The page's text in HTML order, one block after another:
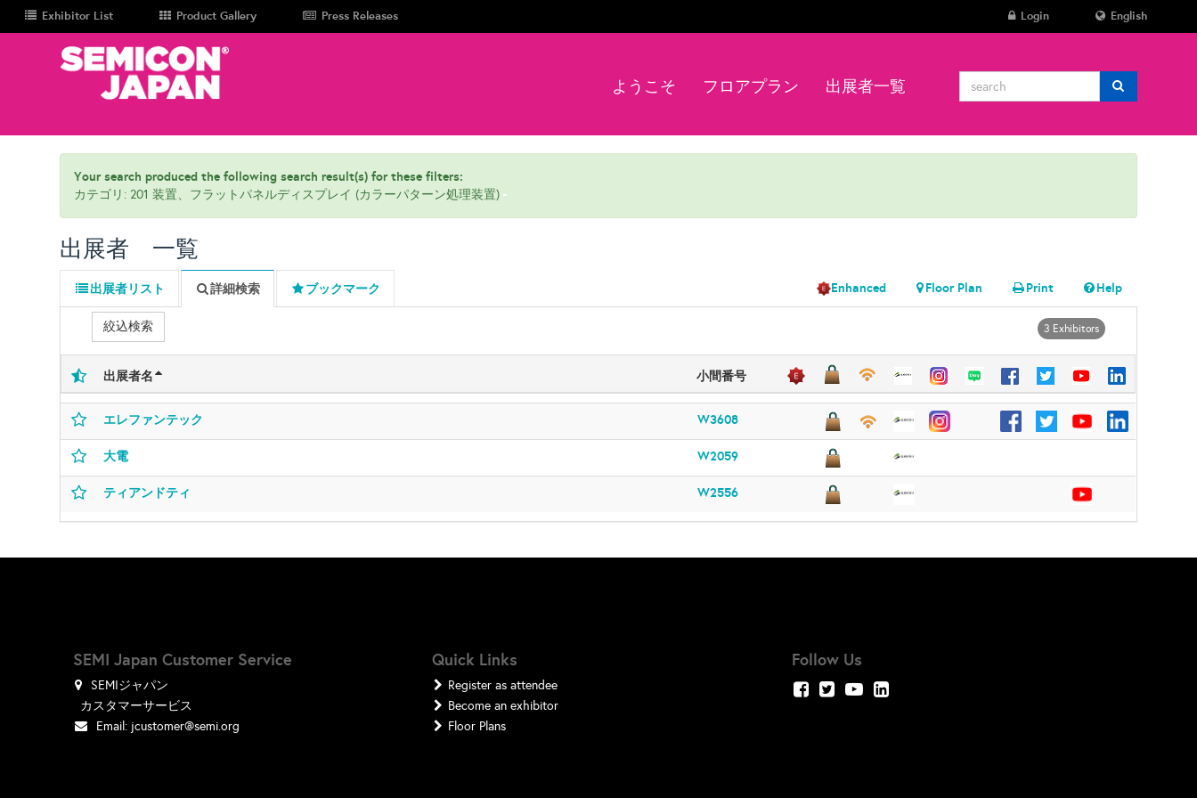
Exhibitor List Product Gallery Press Releases English
Login
ようこそ フロアプラン 出展者一覧
Your search produced the following search result(s) for these filters:
カテゴリ: 201 装置、フラットパネルディスプレイ (カラーパターン処理装置)
出展者 一覧
出展者リスト 詳細検索 ブックマーク Help
Print
Floor Plan
Enhanced
絞込検索 3 Exhibitors
出展者名 小間番号
エレファンテック W3608
大電 W2059
ティアンドティ W2556
SEMI Japan Customer Service
SEMIジャパン
カスタマーサービス
Email: jcustomer@semi.org
Quick Links
Register as attendee
Become an exhibitor
Floor Plans
Follow Us